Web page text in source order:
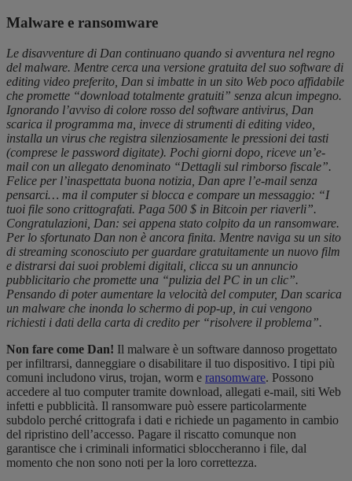
Malware e ransomware
Le disavventure di Dan continuano quando si avventura nel regno
del malware. Mentre cerca una versione gratuita del suo software di
editing video preferito, Dan si imbatte in un sito Web poco affidabile
che promette “download totalmente gratuiti” senza alcun impegno.
Ignorando l’avviso di colore rosso del software antivirus, Dan
scarica il programma ma, invece di strumenti di editing video,
installa un virus che registra silenziosamente le pressioni dei tasti
(comprese le password digitate). Pochi giorni dopo, riceve un’e-
mail con un allegato denominato “Dettagli sul rimborso fiscale”.
Felice per l’inaspettata buona notizia, Dan apre l’e-mail senza
pensarci… ma il computer si blocca e compare un messaggio: “I
tuoi file sono crittografati. Paga 500 $ in Bitcoin per riaverli”.
Congratulazioni, Dan: sei appena stato colpito da un ransomware.
Per lo sfortunato Dan non è ancora finita. Mentre naviga su un sito
di streaming sconosciuto per guardare gratuitamente un nuovo film
e distrarsi dai suoi problemi digitali, clicca su un annuncio
pubblicitario che promette una “pulizia del PC in un clic”.
Pensando di poter aumentare la velocità del computer, Dan scarica
un malware che inonda lo schermo di pop-up, in cui vengono
richiesti i dati della carta di credito per “risolvere il problema”.
Non fare come Dan! Il malware è un software dannoso progettato
per infiltrarsi, danneggiare o disabilitare il tuo dispositivo. I tipi più
comuni includono virus, trojan, worm e ransomware. Possono
accedere al tuo computer tramite download, allegati e-mail, siti Web
infetti e pubblicità. Il ransomware può essere particolarmente
subdolo perché crittografa i dati e richiede un pagamento in cambio
del ripristino dell’accesso. Pagare il riscatto comunque non
garantisce che i criminali informatici sbloccheranno i file, dal
momento che non sono noti per la loro correttezza.